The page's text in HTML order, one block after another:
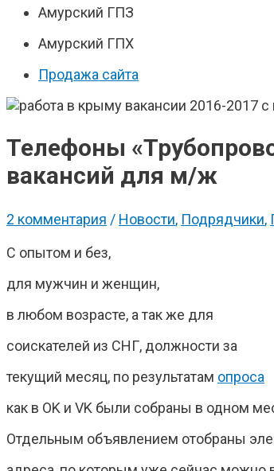
Амурский ГПЗ
Амурский ГПХ
Продажа сайта
Телефоны
вакансий для м/ж
2 комментария / Новости, Подрядчики,
С опытом и без,
для мужчин и женщин,
в любом возрасте, а так же для
соискателей из СНГ, должности за
текущий месяц, по результатам опроса
как в OK и VK были собраны в одном
Отдельным объявлением отобраны